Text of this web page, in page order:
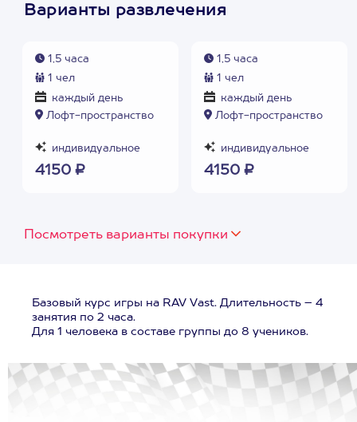
Варианты развлечения
1,5 часа
1 чел
каждый день
Лофт-пространство
индивидуальное
4150 ₽
1,5 часа
1 чел
каждый день
Лофт-пространство
индивидуальное
4150 ₽
Посмотреть варианты покупки
Базовый курс игры на RAV Vast. Длительность – 4
занятия по 2 часа.
Для 1 человека в составе группы до 8 учеников.